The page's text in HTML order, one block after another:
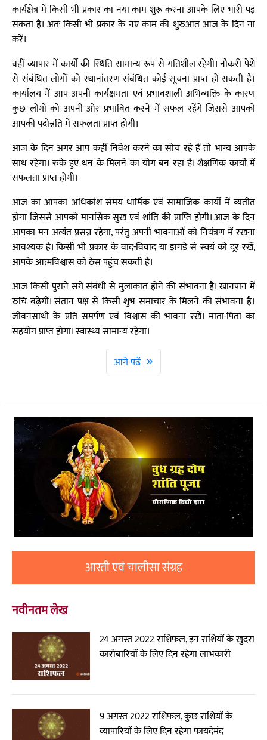
कार्यक्षेत्र में किसी भी प्रकार का नया काम शुरू करना आपके लिए भारी पड़
सकता है। अतः किसी भी प्रकार के नए काम की शुरुआत आज के दिन ना
करें।
वहीं व्यापार में कार्यों की स्थिति सामान्य रूप से गतिशील रहेगी। नौकरी पेशे
से संबंधित लोगों को स्थानांतरण संबंधित कोई सूचना प्राप्त हो सकती है।
कार्यालय में आप अपनी कार्यक्षमता एवं प्रभावशाली अभिव्यक्ति के कारण
कुछ लोगों को अपनी ओर प्रभावित करने में सफल रहेंगे जिससे आपको
आपकी पदोन्नति में सफलता प्राप्त होगी।
आज के दिन अगर आप कहीं निवेश करने का सोच रहे हैं तो भाग्य आपके
साथ रहेगा। रुके हुए धन के मिलने का योग बन रहा है। शैक्षणिक कार्यों में
सफलता प्राप्त होगी।
आज का आपका अधिकांश समय धार्मिक एवं सामाजिक कार्यों में व्यतीत
होगा जिससे आपको मानसिक सुख एवं शांति की प्राप्ति होगी। आज के दिन
आपका मन अत्यंत प्रसन्न रहेगा, परंतु अपनी भावनाओं को नियंत्रण में रखना
आवश्यक है। किसी भी प्रकार के वाद-विवाद या झगड़े से स्वयं को दूर रखें,
आपके आत्मविश्वास को ठेस पहुंच सकती है।
आज किसी पुराने सगे संबंधी से मुलाकात होने की संभावना है। खानपान में
रुचि बढ़ेगी। संतान पक्ष से किसी शुभ समाचार के मिलने की संभावना है।
जीवनसाथी के प्रति समर्पण एवं विश्वास की भावना रखें। माता-पिता का
सहयोग प्राप्त होगा। स्वास्थ्य सामान्य रहेगा।
आगे पढ़ें »
आरती एवं चालीसा संग्रह
नवीनतम लेख
24 अगस्त 2022 राशिफल, इन राशियों के खुदरा
कारोबारियों के लिए दिन रहेगा लाभकारी
9 अगस्त 2022 राशिफल, कुछ राशियों के
व्यापारियों के लिए दिन रहेगा फायदेमंद